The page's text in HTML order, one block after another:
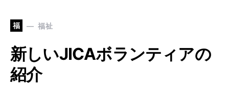
福 福祉
新しいJICAボランティアの
紹介